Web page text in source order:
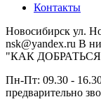
Контакты
Новосибирск ул.
nsk@yandex.ru В
"КАК ДОБРАТЬСЯ".
Пн-Пт: 09.30 -
предварительно